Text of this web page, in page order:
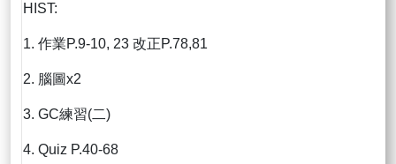
HIST:
1. 作業P.9-10, 23 改正P.78,81
2. 腦圖x2
3. GC練習(二)
4. Quiz P.40-68